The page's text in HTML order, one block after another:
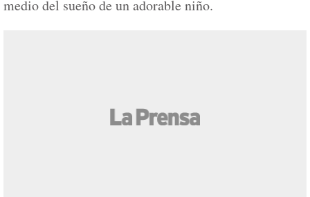
medio del sueño de un adorable niño.